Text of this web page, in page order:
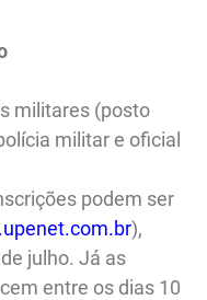
militares (posto
militar e oficial
podem ser
),
julho. Já as
entre os dias 10